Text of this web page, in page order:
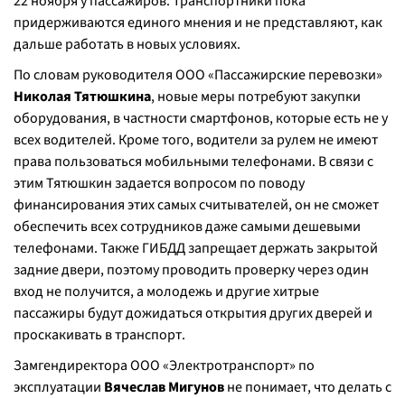
придерживаются единого мнения и не представляют, как
дальше работать в новых условиях.
По словам руководителя ООО «Пассажирские перевозки»
Николая Тятюшкина, новые меры потребуют закупки
оборудования, в частности смартфонов, которые есть не у
всех водителей. Кроме того, водители за рулем не имеют
права пользоваться мобильными телефонами. В связи с
этим Тятюшкин задается вопросом по поводу
финансирования этих самых считывателей, он не сможет
обеспечить всех сотрудников даже самыми дешевыми
телефонами. Также ГИБДД запрещает держать закрытой
задние двери, поэтому проводить проверку через один
вход не получится, а молодежь и другие хитрые
пассажиры будут дожидаться открытия других дверей и
проскакивать в транспорт.
Замгендиректора ООО «Электротранспорт» по
эксплуатации Вячеслав Мигуновне понимает, что делать с